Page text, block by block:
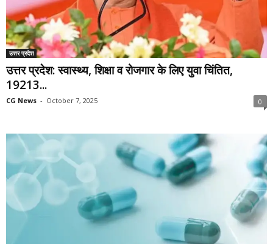
उत्तर प्रदेश
उत्तर प्रदेश: स्वास्थ्य, शिक्षा व रोजगार के लिए युवा चिंतित,
19213...
CG News - October 7, 2025 0